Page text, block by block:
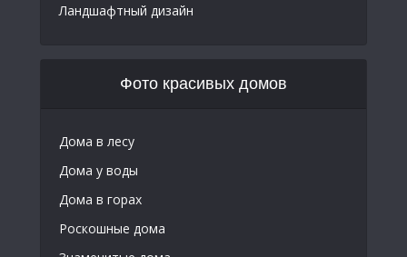
Ландшафтный дизайн
Фото красивых домов
Дома в лесу
Дома у воды
Дома в горах
Роскошные дома